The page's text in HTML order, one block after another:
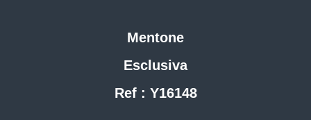
Mentone
Esclusiva
Ref : Y16148